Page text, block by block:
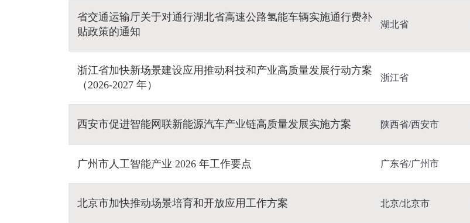
省交通运输厅关于对通行湖北省高速公路氢能车辆实施通行费补
贴政策的通知
湖北省
浙江省加快新场景建设应用推动科技和产业高质量发展行动方案
（2026-2027 年）
浙江省
西安市促进智能网联新能源汽车产业链高质量发展实施方案 陕西省/西安市
广州市人工智能产业 2026 年工作要点 广东省/广州市
北京市加快推动场景培育和开放应用工作方案 北京/北京市